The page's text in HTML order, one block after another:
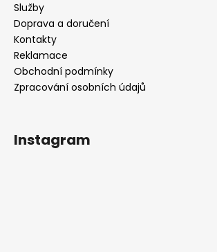
Služby
Doprava a doručení
Kontakty
Reklamace
Obchodní podmínky
Zpracování osobních údajů
Instagram